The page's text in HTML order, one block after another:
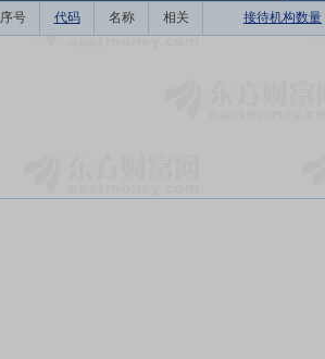
序号 代码 名称 相关 接待机构数量